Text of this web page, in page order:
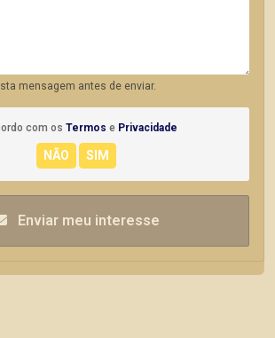
mensagem antes de enviar.
com os Termos e Privacidade
Enviar meu interesse